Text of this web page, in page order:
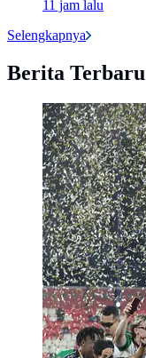
11 jam lalu
Selengkapnya
Berita Terbaru